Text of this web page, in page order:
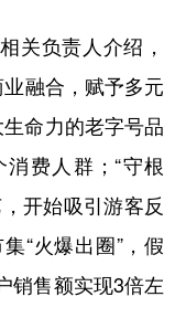
负责人介绍，
融合，赋予多元
命力的老字号品
费人群；“守根
开始吸引游客反
“火爆出圈”，假
销售额实现3倍左